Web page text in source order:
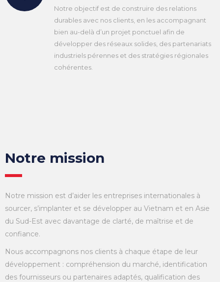
Notre objectif est de construire des relations
durables avec nos clients, en les accompagnant
bien au-delà d’un projet ponctuel afin de
développer des réseaux solides, des partenariats
industriels pérennes et des stratégies régionales
cohérentes.
Notre mission
Notre mission est d’aider les entreprises internationales à
sourcer, s’implanter et se développer au Vietnam et en Asie
du Sud-Est avec davantage de clarté, de maîtrise et de
confiance.
Nous accompagnons nos clients à chaque étape de leur
développement : compréhension du marché, identification
des fournisseurs ou partenaires adaptés, qualification des